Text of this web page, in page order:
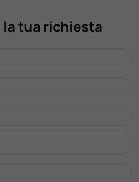
la tua richiesta